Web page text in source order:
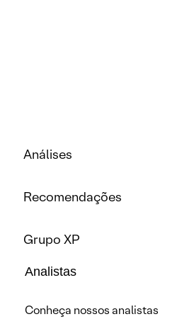
Análises
Recomendações
Grupo XP
Analistas
Conheça nossos analistas